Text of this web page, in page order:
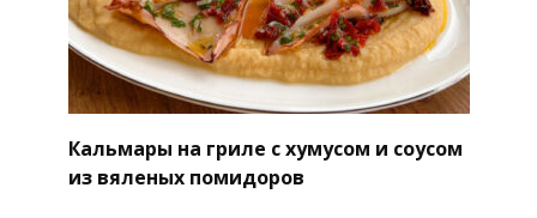
Кальмары на гриле с хумусом и соусом
из вяленых помидоров